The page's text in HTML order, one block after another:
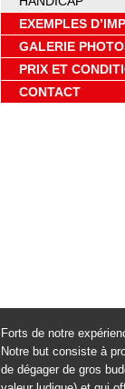
EXEMPLES
GALERIE
PRIX ET
CONTACT
Forts de notre
Notre but consiste à
de dégager de gros